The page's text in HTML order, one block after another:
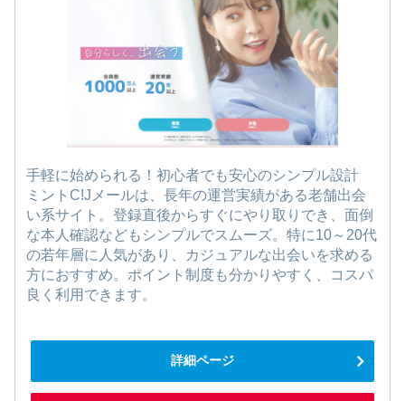
手軽に始められる！初心者でも安心のシンプル設計
ミントC!Jメールは、長年の運営実績がある老舗出会
い系サイト。登録直後からすぐにやり取りでき、面倒
な本人確認などもシンプルでスムーズ。特に10～20代
の若年層に人気があり、カジュアルな出会いを求める
方におすすめ。ポイント制度も分かりやすく、コスパ
良く利用できます。
詳細ページ